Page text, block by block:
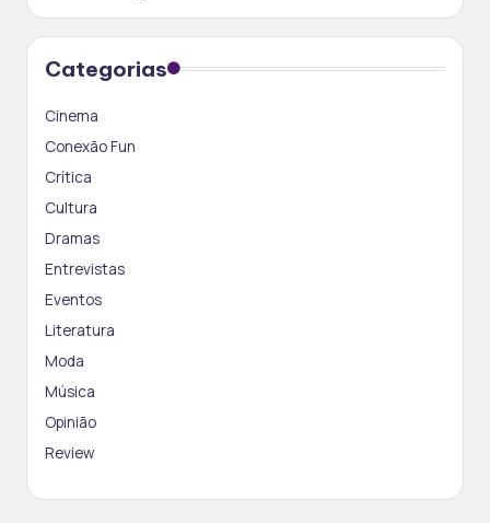
Categorias
Cinema
Conexão Fun
Crítica
Cultura
Dramas
Entrevistas
Eventos
Literatura
Moda
Música
Opinião
Review